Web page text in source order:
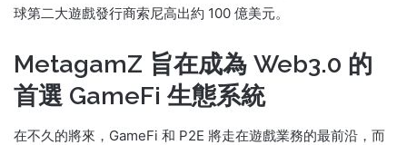
球第二大遊戲發行商索尼高出約 100 億美元。
MetagamZ 旨在成為 Web3.0 的
首選 GameFi 生態系統
在不久的將來，GameFi 和 P2E 將走在遊戲業務的最前沿，而